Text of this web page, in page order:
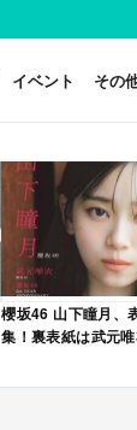
イベント その
櫻坂46 山下瞳月、
集！裏表紙は武元
6月号」本日4/28発